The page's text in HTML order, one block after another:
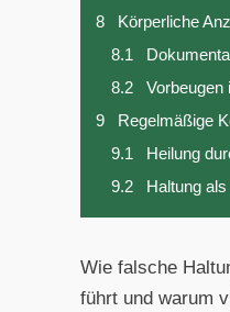
8
Körperliche
8.1
8.2
Vorbeugen
9
Regelmäßige
9.1
Heilung
9.2
Haltung
Wie falsche
führt und warum